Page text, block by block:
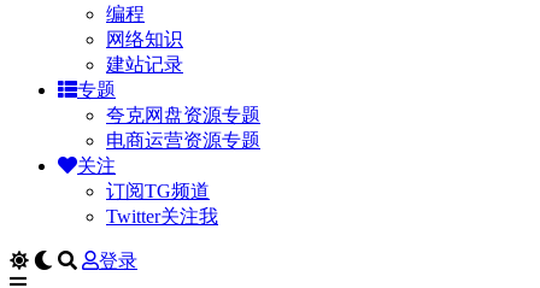
编程
网络知识
建站记录
专题
夸克网盘资源专题
电商运营资源专题
关注
订阅TG频道
Twitter关注我
登录